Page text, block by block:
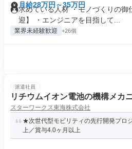
月給28万円～35万円
求めている人材 ・モノづくりの御
迎】 ・エンジニアを目指して...
業界未経験歓迎 +26個
派遣社員
リチウムイオン電池の機構メカ
スターワークス東海株式会社
★次世代型モビリティの先行開発プロ
上／賞与4.0ヶ月以上